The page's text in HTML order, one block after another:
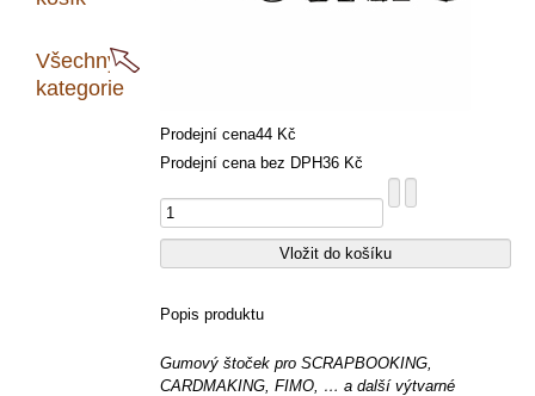
Všechny
kategorie
Prodejní cena44 Kč
Prodejní cena bez DPH36 Kč
Popis produktu
Gumový štoček pro SCRAPBOOKING,
CARDMAKING, FIMO, … a další výtvarné